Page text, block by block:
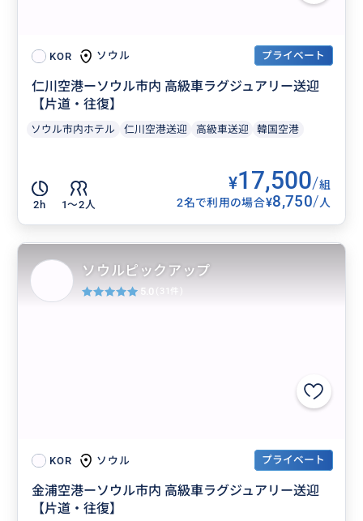
KOR ソウル プライベート
仁川空港ーソウル市内 高級車ラグジュアリー送迎
【片道・往復】
ソウル市内ホテル 仁川空港送迎 高級車送迎 韓国空港
2h 1〜2人
¥17,500/組
2名で利用の場合¥8,750/人
KOR ソウル プライベート
金浦空港ーソウル市内 高級車ラグジュアリー送迎
【片道・往復】
ソウルピックアップ
5.0 (31件)